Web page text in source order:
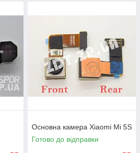
Основна камера Xiaomi Mi 5S
Готово до відправки